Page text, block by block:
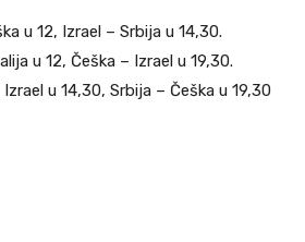
u 12, Izrael – Srbija u 14,30.
u 12, Češka – Izrael u 19,30.
u 14,30, Srbija – Češka u 19,30